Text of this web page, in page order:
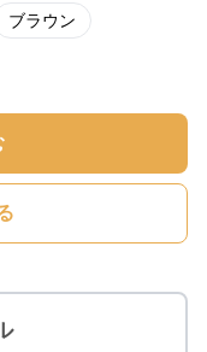
ブラウン